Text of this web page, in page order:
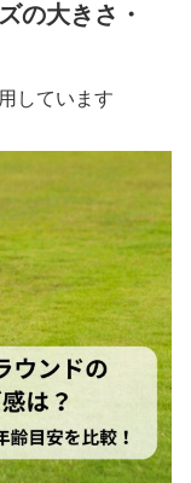
の大きさ・
しています